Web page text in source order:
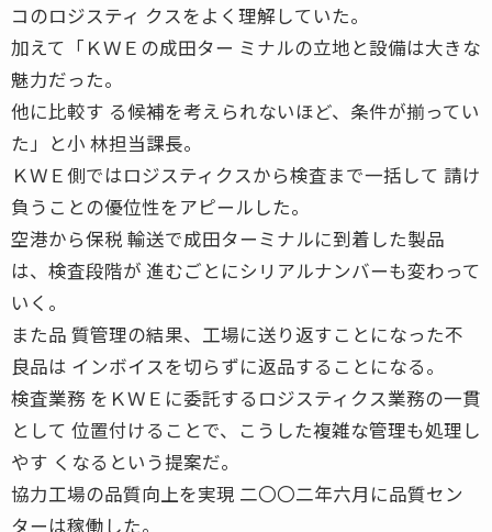
コのロジスティ クスをよく理解していた。
加えて「ＫＷＥの成田ター ミナルの立地と設備は大きな
魅力だった。
他に比較す る候補を考えられないほど、条件が揃ってい
た」と小 林担当課長。
ＫＷＥ側ではロジスティクスから検査まで一括して 請け
負うことの優位性をアピールした。
空港から保税 輸送で成田ターミナルに到着した製品
は、検査段階が 進むごとにシリアルナンバーも変わって
いく。
また品 質管理の結果、工場に送り返すことになった不
良品は インボイスを切らずに返品することになる。
検査業務 をＫＷＥに委託するロジスティクス業務の一貫
として 位置付けることで、こうした複雑な管理も処理し
やす くなるという提案だ。
協力工場の品質向上を実現 二〇〇二年六月に品質セン
ターは稼働した。